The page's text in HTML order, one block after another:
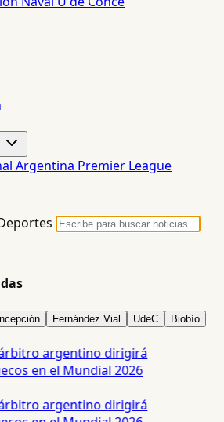
Argentina Premier League
Fernández Vial UdeC Biobío
argentino dirigirá
en el Mundial 2026
argentino dirigirá